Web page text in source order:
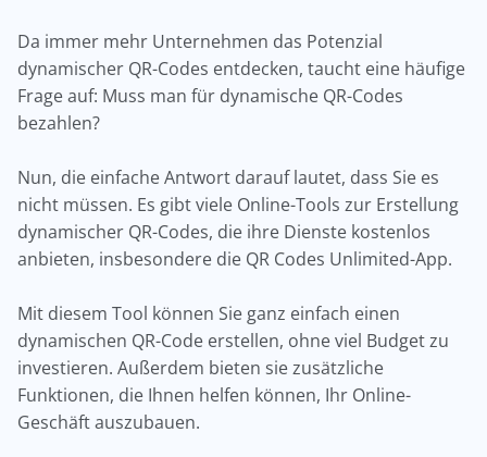
Da immer mehr Unternehmen das Potenzial
dynamischer QR-Codes entdecken, taucht eine häufige
Frage auf: Muss man für dynamische QR-Codes
bezahlen?
Nun, die einfache Antwort darauf lautet, dass Sie es
nicht müssen. Es gibt viele Online-Tools zur Erstellung
dynamischer QR-Codes, die ihre Dienste kostenlos
anbieten, insbesondere die QR Codes Unlimited-App.
Mit diesem Tool können Sie ganz einfach einen
dynamischen QR-Code erstellen, ohne viel Budget zu
investieren. Außerdem bieten sie zusätzliche
Funktionen, die Ihnen helfen können, Ihr Online-
Geschäft auszubauen.